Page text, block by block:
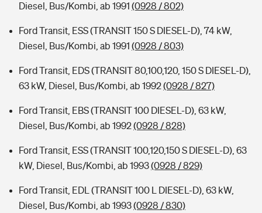
Diesel, Bus/Kombi, ab 1991 (0928 / 802)
Ford Transit, ESS (TRANSIT 150 S DIESEL-D), 74 kW,
Diesel, Bus/Kombi, ab 1991 (0928 / 803)
Ford Transit, EDS (TRANSIT 80,100,120, 150 S DIESEL-D),
63 kW, Diesel, Bus/Kombi, ab 1992(0928 / 827)
Ford Transit, EBS (TRANSIT 100 DIESEL-D), 63 kW,
Diesel, Bus/Kombi, ab 1992(0928 / 828)
Ford Transit, ESS (TRANSIT 100,120,150 S DIESEL-D), 63
kW, Diesel, Bus/Kombi, ab 1993(0928 / 829)
Ford Transit, EDL (TRANSIT 100 L DIESEL-D), 63 kW,
Diesel, Bus/Kombi, ab 1993(0928 / 830)